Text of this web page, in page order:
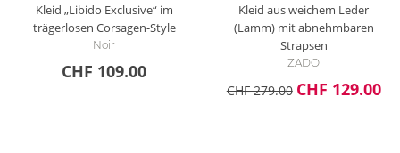
Kleid „Libido Exclusive“ im
trägerlosen Corsagen-Style
Noir
CHF 109.00
Kleid aus weichem Leder
(Lamm) mit abnehmbaren
Strapsen
ZADO
CHF 279.00 CHF 129.00